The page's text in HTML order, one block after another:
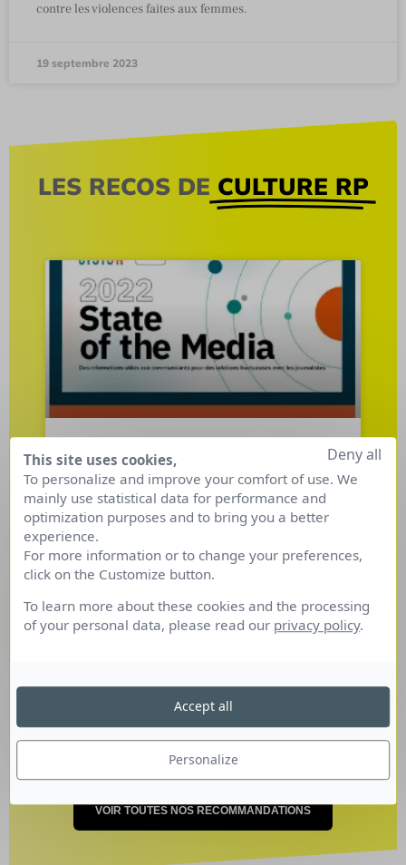
contre les violences faites aux femmes.
19 septembre 2023
LES RECOS DE CULTURE RP
État des médias dans le
monde : 3 points à retenir.
Les priorités des journalistes ont-elles changées
? 2 années de pandémie ont-elles fait émerger
de nouvelles sources d’informations et quelles
Éléments de réponse dans l’étude que Cision
vient de sortir …
VOIR TOUTES NOS RECOMMANDATIONS
This site uses cookies,
To personalize and improve your comfort of use. We
mainly use statistical data for performance and
optimization purposes and to bring you a better
experience.
For more information or to change your preferences,
click on the Customize button.
To learn more about these cookies and the processing
of your personal data, please read our privacy policy.
Personalize
Deny all
Accept all